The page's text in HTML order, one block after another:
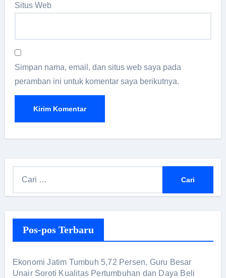
Situs Web
Simpan nama, email, dan situs web saya pada
peramban ini untuk komentar saya berikutnya.
n
t
u
Pos-pos Terbaru
Ekonomi Jatim Tumbuh 5,72 Persen, Guru Besar
Unair Soroti Kualitas Pertumbuhan dan Daya Beli